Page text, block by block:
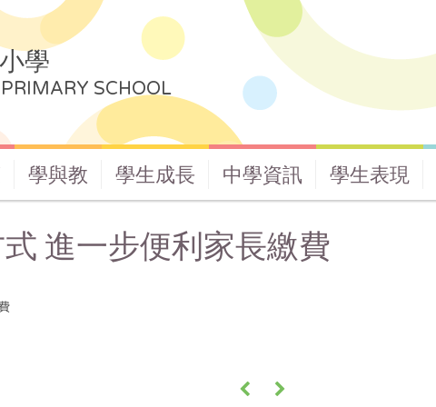
學
SCHOOL
學與教 學生成長 中學資訊 學生表現
進一步便利家長繳費
« »